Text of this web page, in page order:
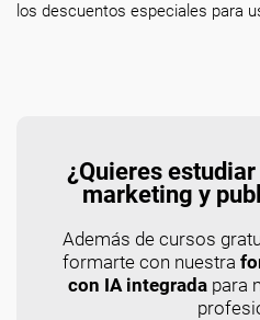
los descuentos especiales para
¿Quieres
marketing y
Además de cursos
formarte con nuestra
con IA integradapara